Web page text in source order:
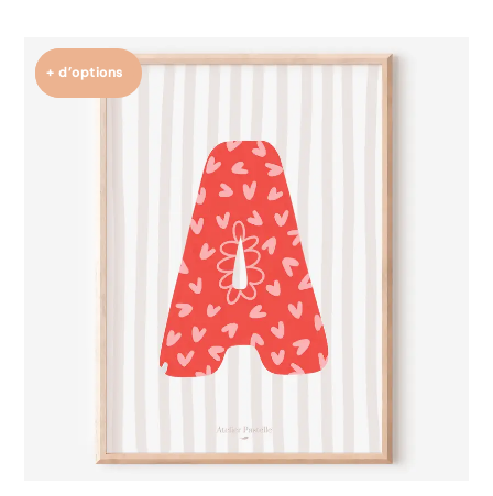
+ d’options